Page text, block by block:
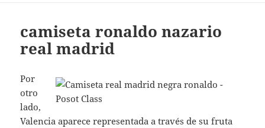
camiseta ronaldo nazario
real madrid
Por
otro
lado,
Valencia aparece representada a través de su fruta